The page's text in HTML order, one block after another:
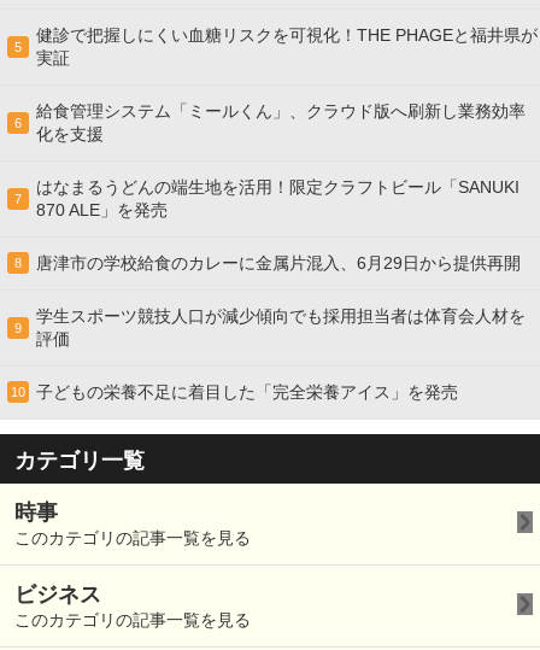
5
健診で把握しにくい血糖リスクを可視化！THE PHAGEと福井県が
実証
6
給食管理システム「ミールくん」、クラウド版へ刷新し業務効率
化を支援
7
はなまるうどんの端生地を活用！限定クラフトビール「SANUKI
870 ALE」を発売
8 唐津市の学校給食のカレーに金属片混入、6月29日から提供再開
9
学生スポーツ競技人口が減少傾向でも採用担当者は体育会人材を
評価
10 子どもの栄養不足に着目した「完全栄養アイス」を発売
カテゴリ一覧
時事
このカテゴリの記事一覧を見る
ビジネス
このカテゴリの記事一覧を見る